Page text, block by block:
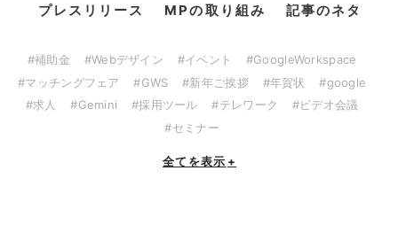
プレスリリース
MPの取り組み 記事のネタ
#補助金 #Webデザイン #イベント
#GoogleWorkspace
#マッチングフェア
#GWS #新年ご挨拶 #年賀状
#google
#求人
#Gemini #採用ツール #テレワーク
#ビデオ会議
#セミナー
全てを表示 +